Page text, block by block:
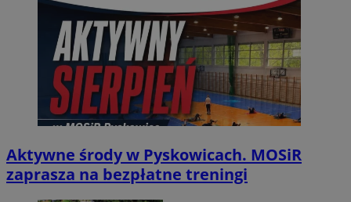
Aktywne środy w Pyskowicach. MOSiR
zaprasza na bezpłatne treningi